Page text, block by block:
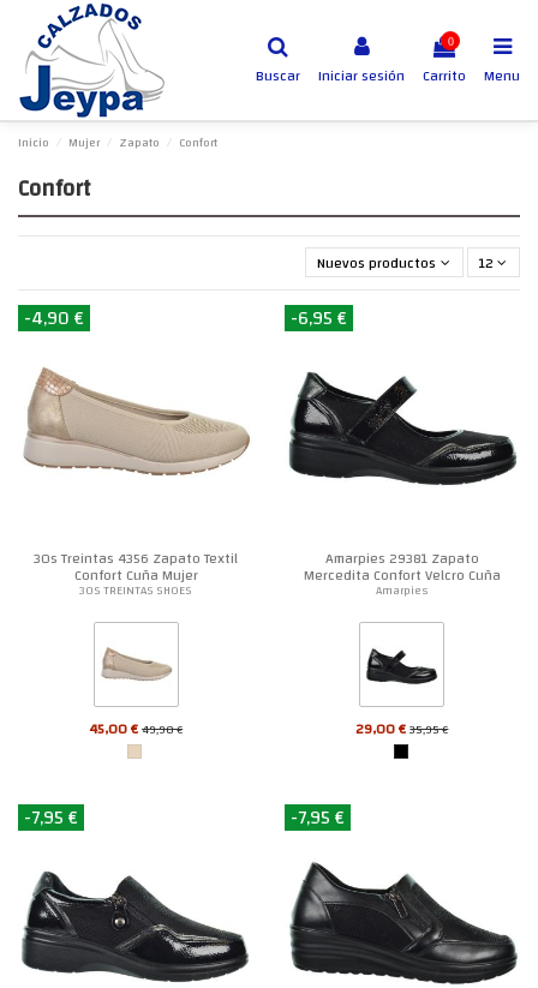
Buscar Iniciar sesión
0
Carrito Menu
Inicio Mujer Zapato Confort
Confort
Nuevos productos primero12
-4,90 €
30s Treintas 4356 Zapato Textil
Confort Cuña Mujer
30S TREINTAS SHOES
45,00 €49,90 €
-6,95 €
Amarpies 29381 Zapato
Mercedita Confort Velcro Cuña
Mujer
Amarpies
29,00 €35,95 €
-7,95 € -7,95 €